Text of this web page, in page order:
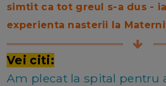
simtit ca tot greul s-a dus -
experienta nasterii la
Vei citi:
Am plecat la spital pentru